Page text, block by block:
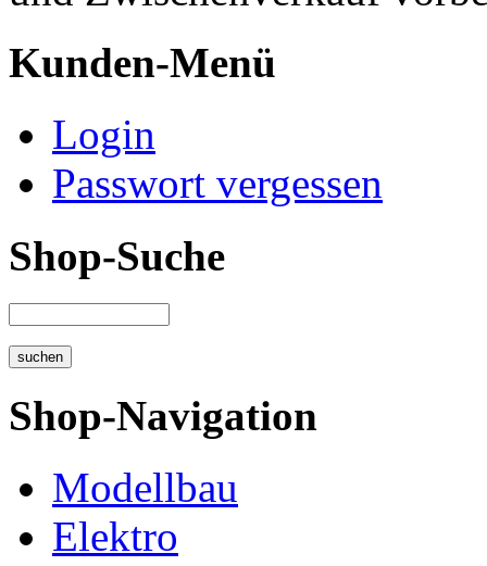
Kunden-Menü
Login
Passwort vergessen
Shop-Suche
Shop-Navigation
Modellbau
Elektro